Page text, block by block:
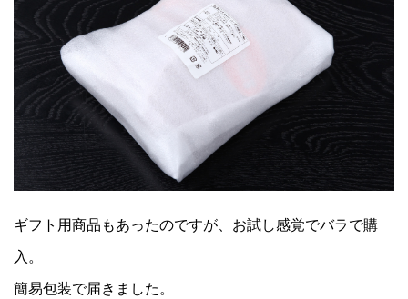
ギフト用商品もあったのですが、お試し感覚でバラで購
入。
簡易包装で届きました。